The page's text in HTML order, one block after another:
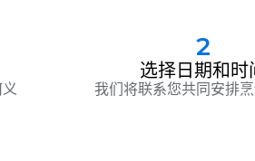
2
选择日期和时
我们将联系您共同安排烹